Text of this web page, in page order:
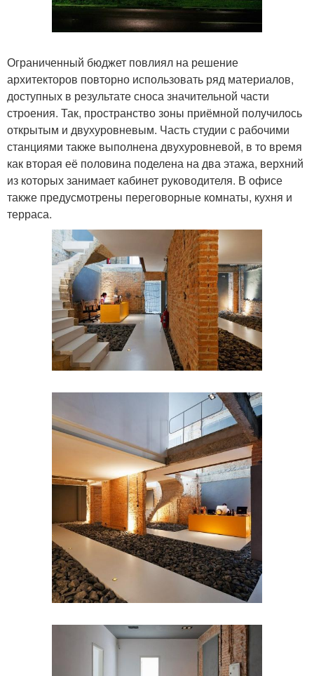
Ограниченный бюджет повлиял на решение
архитекторов повторно использовать ряд материалов,
доступных в результате сноса значительной части
строения. Так, пространство зоны приёмной получилось
открытым и двухуровневым. Часть студии с рабочими
станциями также выполнена двухуровневой, в то время
как вторая её половина поделена на два этажа, верхний
из которых занимает кабинет руководителя. В офисе
также предусмотрены переговорные комнаты, кухня и
терраса.